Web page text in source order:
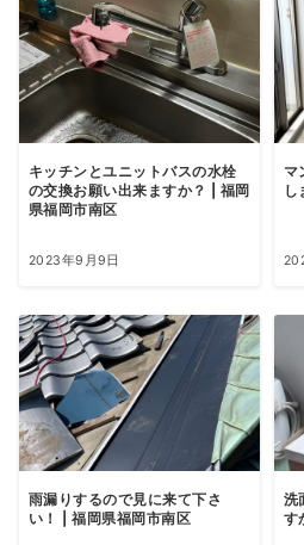
キッチンとユニットバスの水栓
の交換お願い出来ますか？ | 福岡
県福岡市南区
2023年9月9日
マ
し
雨漏りするので見に来て下さ
い！ | 福岡県福岡市南区
洗
す